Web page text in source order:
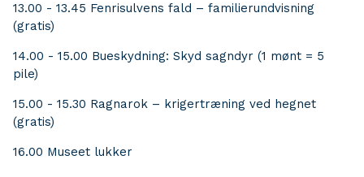
13.00 - 13.45 Fenrisulvens fald – familierundvisning
(gratis)
14.00 - 15.00 Bueskydning: Skyd sagndyr (1 mønt = 5
pile)
15.00 - 15.30 Ragnarok – krigertræning ved hegnet
(gratis)
16.00 Museet lukker